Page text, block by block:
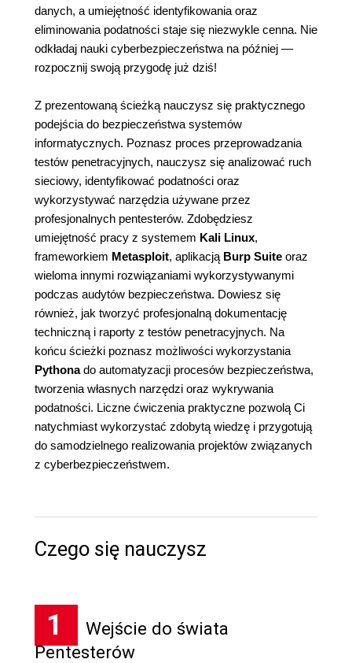
danych, a umiejętność identyfikowania oraz
eliminowania podatności staje się niezwykle cenna. Nie
odkładaj nauki cyberbezpieczeństwa na później —
rozpocznij swoją przygodę już dziś!
Z prezentowaną ścieżką nauczysz się praktycznego
podejścia do bezpieczeństwa systemów
informatycznych. Poznasz proces przeprowadzania
testów penetracyjnych, nauczysz się analizować ruch
sieciowy, identyfikować podatności oraz
wykorzystywać narzędzia używane przez
profesjonalnych pentesterów. Zdobędziesz
umiejętność pracy z systemem Kali Linux,
frameworkiem Metasploit, aplikacją Burp Suite oraz
wieloma innymi rozwiązaniami wykorzystywanymi
podczas audytów bezpieczeństwa. Dowiesz się
również, jak tworzyć profesjonalną dokumentację
techniczną i raporty z testów penetracyjnych. Na
końcu ścieżki poznasz możliwości wykorzystania
Pythonado automatyzacji procesów bezpieczeństwa,
tworzenia własnych narzędzi oraz wykrywania
podatności. Liczne ćwiczenia praktyczne pozwolą Ci
natychmiast wykorzystać zdobytą wiedzę i przygotują
do samodzielnego realizowania projektów związanych
z cyberbezpieczeństwem.
Czego się nauczysz
1
Wejście do świata
Pentesterów